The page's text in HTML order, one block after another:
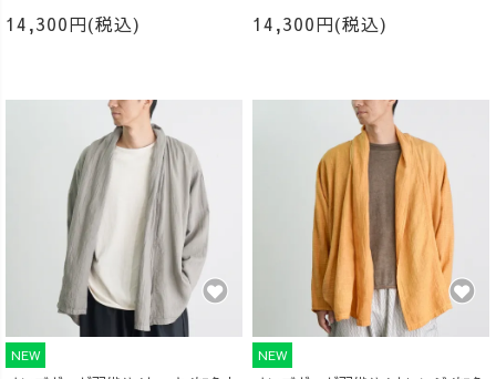
14,300円(税込) 14,300円(税込)
NEW NEW